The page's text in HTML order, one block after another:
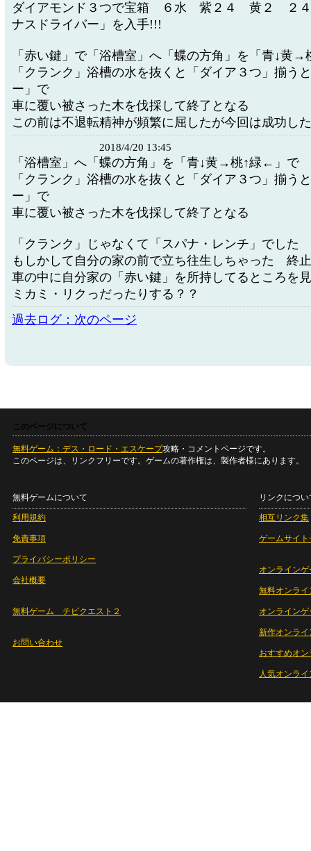
ダイアモンド３つで宝箱 ６水 紫２４ 黄２ ２４
ナスドライバー」を入手!!!
「赤い鍵」で「浴槽室」へ「蝶の方角」を「青↓黄
「クランク」浴槽の水を抜くと「ダイア３つ」揃う
ー」で
車に覆い被さった木を伐採して終了となる
この前は不退転精神が頻繁に屈したが今回は成功し
2018/4/20 13:45
「浴槽室」へ「蝶の方角」を「青↓黄→桃↑緑←」で
「クランク」浴槽の水を抜くと「ダイア３つ」揃う
ー」で
車に覆い被さった木を伐採して終了となる
「クランク」じゃなくて「スパナ・レンチ」でした
もしかして自分の家の前で立ち往生しちゃった 終
車の中に自分家の「赤い鍵」を所持してるところを
ミカミ・リクっだったりする？？
過去ログ：次のページ
このページについて
無料ゲーム：デス・ロード・エスケープ攻略・コメントページです。
このページは、リンクフリーです。ゲームの著作権は、製作者様にあります。
無料ゲームについて
利用規約
免責事項
プライバシーポリシー
会社概要
無料ゲーム チビクエスト２
お問い合わせ
リンクについ
相互リンク集
ゲームサイト
オンラインゲ
無料オンライ
オンライン
新作オンライ
おすすめオ
人気オンラ